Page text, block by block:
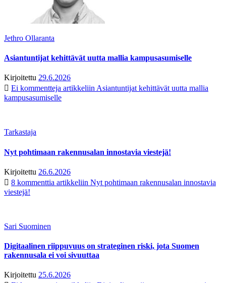
Jethro Ollaranta
Asiantuntijat kehittävät uutta mallia kampusasumiselle
Kirjoitettu 29.6.2026
Ei kommentteja artikkeliin Asiantuntijat kehittävät uutta mallia
kampusasumiselle
Tarkastaja
Nyt pohtimaan rakennusalan innostavia viestejä!
Kirjoitettu 26.6.2026
8 kommenttia artikkeliin Nyt pohtimaan rakennusalan innostavia
viestejä!
Sari Suominen
Digitaalinen riippuvuus on strateginen riski, jota Suomen
rakennusala ei voi sivuuttaa
Kirjoitettu 25.6.2026